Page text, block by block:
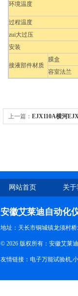
环境温度
过程温度
zui大过压
安装
接液部件材质
膜盒
容室法兰
上一篇： EJX110A横河
网站首页 关
安徽艾莱迪自动化
地址：天长市铜城镇龙须村
© 2026 版权所有：安徽艾莱
友情链接： 电子万能试验机,